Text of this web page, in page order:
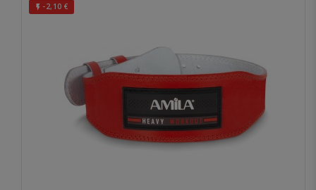
 -2,10 €